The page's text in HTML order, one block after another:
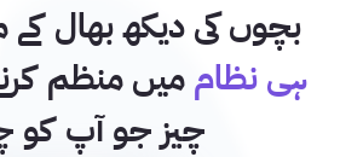
بچوں کی دیکھ بھال کے
ہی نظاممیں منظم
چیز جو آپ کو